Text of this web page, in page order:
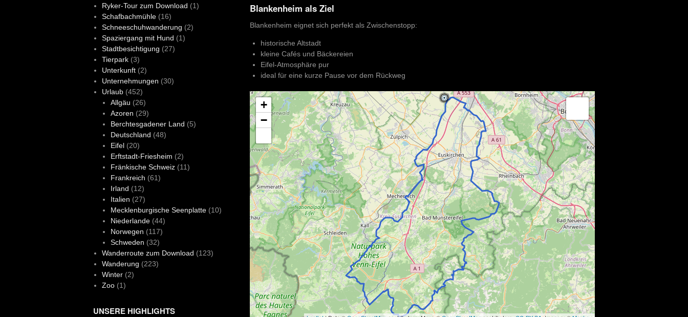
Blankenheim als Ziel
Blankenheim eignet sich perfekt als Zwischenstopp:
historische Altstadt
kleine Cafés und Bäckereien
Eifel-Atmosphäre pur
ideal für eine kurze Pause vor dem Rückweg
+
−
Ryker-Tour zum Download (1)
Schafbachmühle(16)
Schneeschuhwanderung (2)
Spaziergang mit Hund (1)
Stadtbesichtigung (27)
Tierpark(3)
Unterkunft(2)
Unternehmungen (30)
Urlaub(452)
Allgäu (26)
Azoren (29)
Berchtesgadener Land (5)
Deutschland (48)
Eifel(20)
Erftstadt-Friesheim (2)
Fränkische Schweiz(11)
Frankreich (61)
Irland (12)
Italien (27)
Mecklenburgische Seenplatte(10)
Niederlande(44)
Norwegen (117)
Schweden (32)
Wanderroute zum Download (123)
Wanderung (223)
Winter(2)
Zoo(1)
UNSERE HIGHLIGHTS